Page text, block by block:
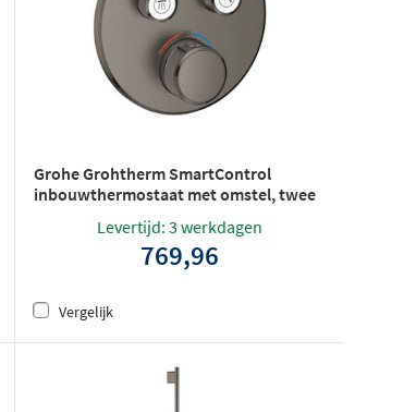
Grohe Grohtherm SmartControl
inbouwthermostaat met omstel, twee
knoppen - Hard graphite geborsteld
Levertijd: 3 werkdagen
769,96
Vergelijk